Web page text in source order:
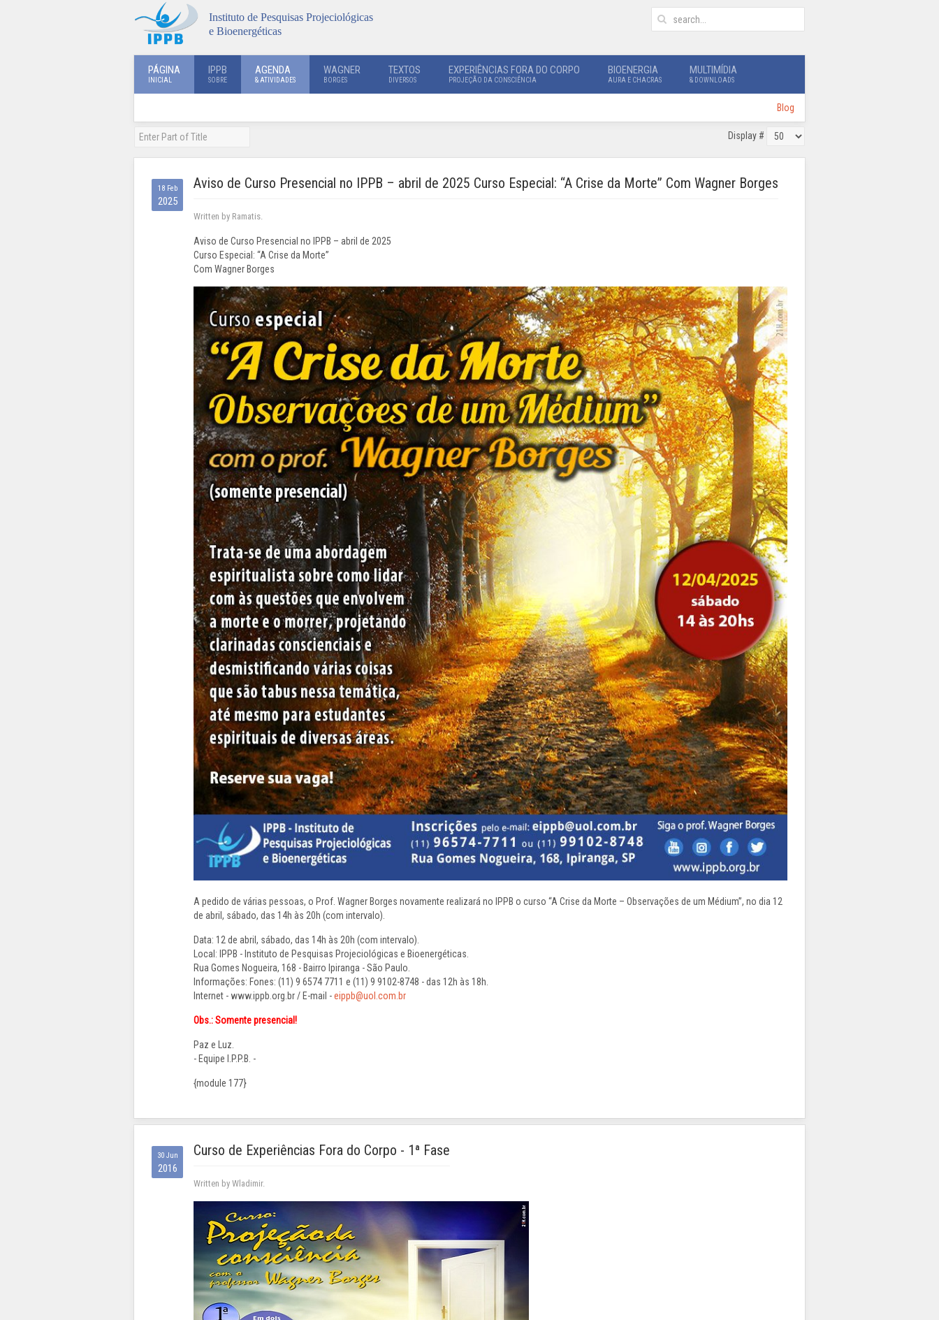
Instituto de Pesquisas Projeciológicas
e Bioenergéticas
PÁGINA
INICIAL
IPPB
SOBRE
AGENDA
& ATIVIDADES
WAGNER
BORGES
TEXTOS
DIVERSOS
EXPERIÊNCIAS FORA DO CORPO
PROJEÇÃO DA CONSCIÊNCIA
BIOENERGIA
AURA E CHACRAS
MULTIMÍDIA
& DOWNLOADS
Blog
Display #
18 Feb
2025
Aviso de Curso Presencial no IPPB – abril de 2025 Curso Especial: “A Crise da Morte” Com Wagner Borges
Written by Ramatis.
Aviso de Curso Presencial no IPPB – abril de 2025
Curso Especial: “A Crise da Morte”
Com Wagner Borges
A pedido de várias pessoas, o Prof. Wagner Borges novamente realizará no IPPB o curso “A Crise da Morte – Observações de um Médium”, no dia 12
de abril, sábado, das 14h às 20h (com intervalo).
Data: 12 de abril, sábado, das 14h às 20h (com intervalo).
Local: IPPB - Instituto de Pesquisas Projeciológicas e Bioenergéticas.
Rua Gomes Nogueira, 168 - Bairro Ipiranga - São Paulo.
Informações: Fones: (11) 9 6574 7711 e (11) 9 9102-8748 - das 12h às 18h.
Internet - www.ippb.org.br / E-mail -eippb@uol.com.br
Obs.: Somente presencial!
Paz e Luz.
- Equipe I.P.P.B. -
{module 177}
30 Jun
2016
Curso de Experiências Fora do Corpo - 1ª Fase
Written by Wladimir.